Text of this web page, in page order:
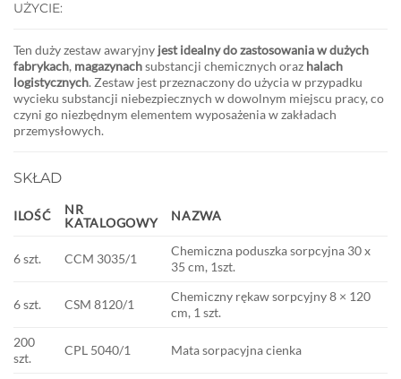
UŻYCIE:
Ten duży zestaw awaryjny jest idealny do zastosowania w dużych
fabrykach, magazynachsubstancji chemicznych oraz halach
logistycznych. Zestaw jest przeznaczony do użycia w przypadku
wycieku substancji niebezpiecznych w dowolnym miejscu pracy, co
czyni go niezbędnym elementem wyposażenia w zakładach
przemysłowych.
SKŁAD
ILOŚĆ
NR
KATALOGOWY
NAZWA
6 szt. CCM 3035/1
Chemiczna poduszka sorpcyjna 30 x
35 cm, 1szt.
6 szt. CSM 8120/1
Chemiczny rękaw sorpcyjny 8 × 120
cm, 1 szt.
200
szt.
CPL 5040/1 Mata sorpacyjna cienka